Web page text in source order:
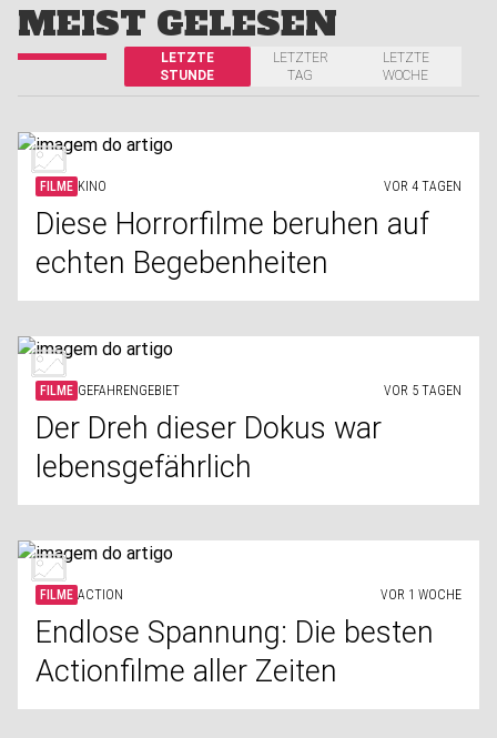
MEIST GELESEN
LETZTE
STUNDE
LETZTER
TAG
LETZTE
WOCHE
FILME KINO VOR 4 TAGEN
Diese Horrorfilme beruhen auf
echten Begebenheiten
FILME GEFAHRENGEBIET VOR 5 TAGEN
Der Dreh dieser Dokus war
lebensgefährlich
FILME ACTION VOR 1 WOCHE
Endlose Spannung: Die besten
Actionfilme aller Zeiten